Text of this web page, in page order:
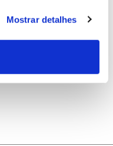
Mostrar detalhes